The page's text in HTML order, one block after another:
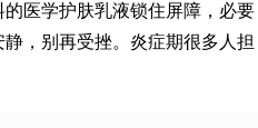
医学护肤乳液锁住屏障，必要
，别再受挫。炎症期很多人担